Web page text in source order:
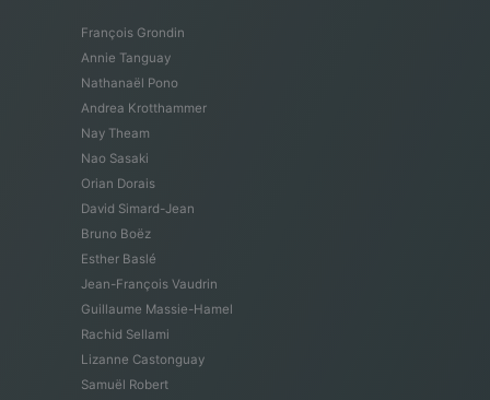
François Grondin
Annie Tanguay
Nathanaël Pono
Andrea Krotthammer
Nay Theam
Nao Sasaki
Orian Dorais
David Simard-Jean
Bruno Boëz
Esther Baslé
Jean-François Vaudrin
Guillaume Massie-Hamel
Rachid Sellami
Lizanne Castonguay
Samuël Robert